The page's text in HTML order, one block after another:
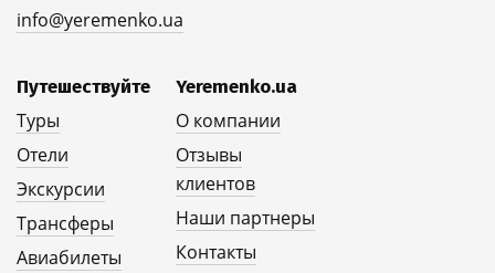
info@yeremenko.ua
Путешествуйте
Туры
Отели
Экскурсии
Трансферы
Авиабилеты
Yeremenko.ua
О компании
Отзывы
клиентов
Наши партнеры
Контакты